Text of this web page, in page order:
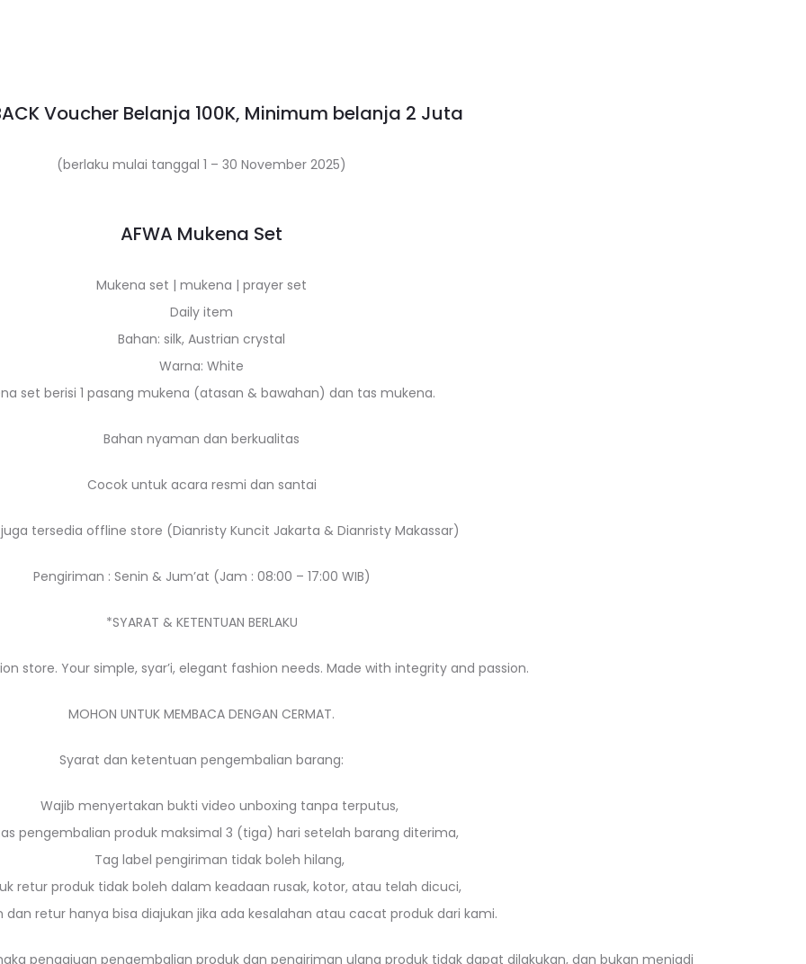
Voucher Belanja 100K, Minimum belanja 2 Juta
(berlaku mulai tanggal 1 – 30 November 2025)
AFWA Mukena Set
Mukena set | mukena | prayer set
Daily item
Bahan: silk, Austrian crystal
Warna: White
set berisi 1 pasang mukena (atasan & bawahan) dan tas mukena.
Bahan nyaman dan berkualitas
Cocok untuk acara resmi dan santai
tersedia offline store (Dianristy Kuncit Jakarta & Dianristy Makassar)
Pengiriman : Senin & Jum’at (Jam : 08:00 – 17:00 WIB)
*SYARAT & KETENTUAN BERLAKU
store. Your simple, syar’i, elegant fashion needs. Made with integrity and passion.
MOHON UNTUK MEMBACA DENGAN CERMAT.
Syarat dan ketentuan pengembalian barang:
Wajib menyertakan bukti video unboxing tanpa terputus,
pengembalian produk maksimal 3 (tiga) hari setelah barang diterima,
Tag label pengiriman tidak boleh hilang,
retur produk tidak boleh dalam keadaan rusak, kotor, atau telah dicuci,
dan retur hanya bisa diajukan jika ada kesalahan atau cacat produk dari kami.
pengajuan pengembalian produk dan pengiriman ulang produk tidak dapat dilakukan, dan bukan menjadi